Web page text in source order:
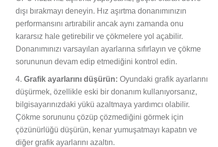
dışı bırakmayı deneyin. Hız aşırtma donanımınızın
performansını artırabilir ancak aynı zamanda onu
kararsız hale getirebilir ve çökmelere yol açabilir.
Donanımınızı varsayılan ayarlarına sıfırlayın ve çökme
sorununun devam edip etmediğini kontrol edin.
Grafik ayarlarını düşürün: Oyundaki grafik ayarlarını
düşürmek, özellikle eski bir donanım kullanıyorsanız,
bilgisayarınızdaki yükü azaltmaya yardımcı olabilir.
Çökme sorununu çözüp çözmediğini görmek için
çözünürlüğü düşürün, kenar yumuşatmayı kapatın ve
diğer grafik ayarlarını azaltın.